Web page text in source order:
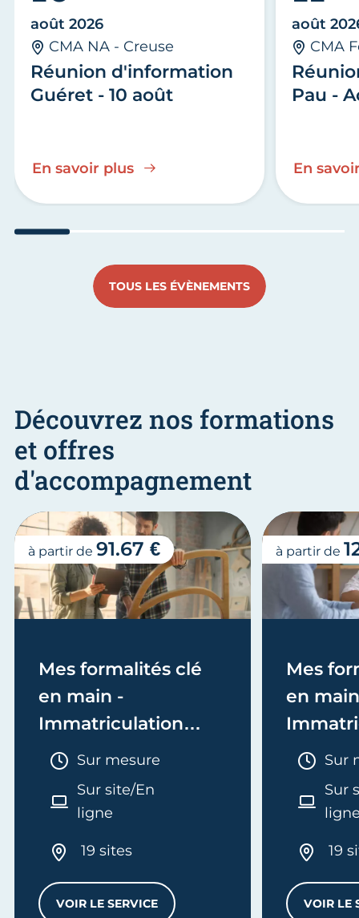
Réunion d'information
Guéret - 10 août
août 2026
CMA NA - Creuse
En savoir plus
Pau -
août
CMA
En
TOUS LES ÉVÈNEMENTS
Découvrez nos formations
et offres
d'accompagnement
Mes formalités clé
en main -
Immatriculation
(EI/Micro-entreprise
ou réel)
Durée :
Sur mesure
Sur site/En
ligne
19 sites
VOIR LE SERVICEMES FORMALITÉS CLÉ EN MAIN -
à partir de 91.67 €
Mes
en
Sur
Sur
19
VOIR LE
à partir de